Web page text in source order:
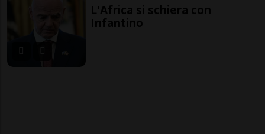
L'Africa si schiera con
Infantino